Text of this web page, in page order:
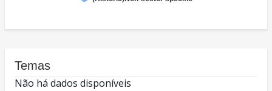
Temas
Não há dados disponíveis